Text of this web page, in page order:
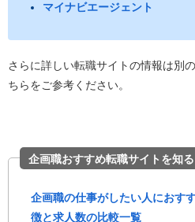
マイナビエージェント
さらに詳しい転職サイトの情報は別
ちらをご参考ください。
企画職おすすめ転職サイトを知る
企画職の仕事がしたい人におす
徴と求人数の比較一覧